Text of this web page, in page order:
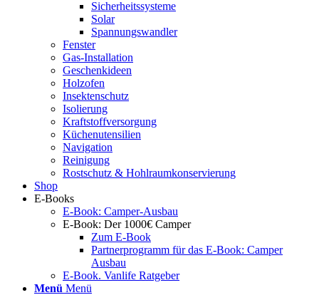
Sicherheitssysteme
Solar
Spannungswandler
Fenster
Gas-Installation
Geschenkideen
Holzofen
Insektenschutz
Isolierung
Kraftstoffversorgung
Küchenutensilien
Navigation
Reinigung
Rostschutz & Hohlraumkonservierung
Shop
E-Books
E-Book: Camper-Ausbau
E-Book: Der 1000€ Camper
Zum E-Book
Partnerprogramm für das E-Book: Camper
Ausbau
E-Book. Vanlife Ratgeber
Menü Menü